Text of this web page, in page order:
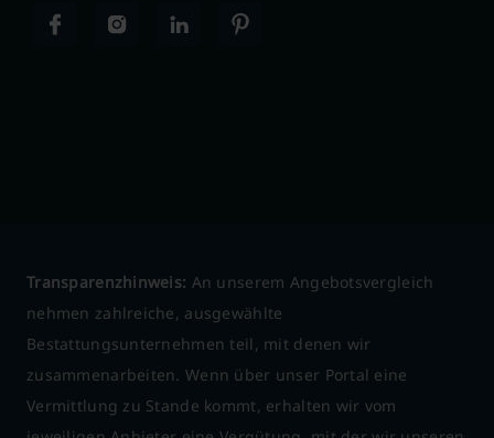
Transparenzhinweis: An unserem Angebotsvergleich
nehmen zahlreiche, ausgewählte
Bestattungsunternehmen teil, mit denen wir
zusammenarbeiten. Wenn über unser Portal eine
Vermittlung zu Stande kommt, erhalten wir vom